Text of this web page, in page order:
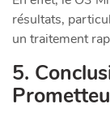
résultats,
un traitement
5.